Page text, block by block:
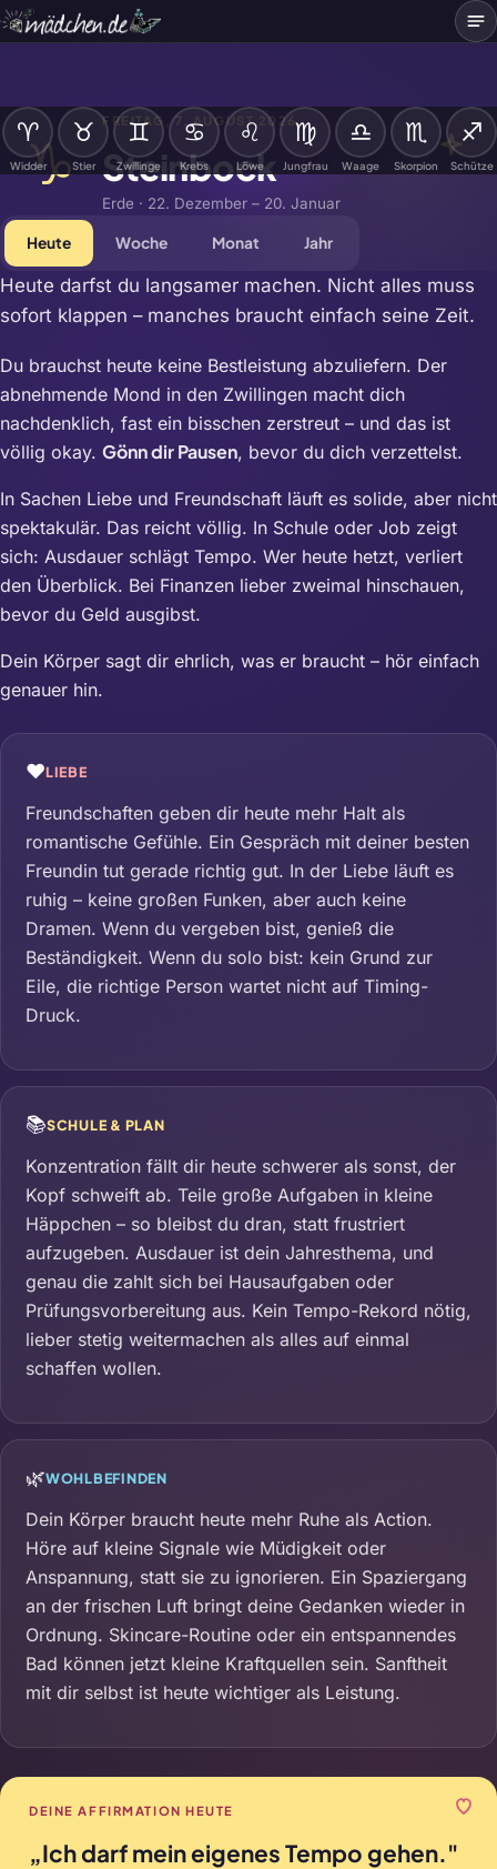
♈
Widder
♉
Stier
♊
Zwillinge
♋
Krebs
♌
Löwe
♍
Jungfrau
♎
Waage
♏
Skorpion
♐
Schütze
♑
FREITAG, 7. AUGUST 2026
Steinbock
Erde · 22. Dezember – 20. Januar
Heute Woche Monat Jahr
Heute darfst du langsamer machen. Nicht alles muss
sofort klappen – manches braucht einfach seine Zeit.
Du brauchst heute keine Bestleistung abzuliefern. Der
abnehmende Mond in den Zwillingen macht dich
nachdenklich, fast ein bisschen zerstreut – und das ist
völlig okay. Gönn dir Pausen, bevor du dich verzettelst.
In Sachen Liebe und Freundschaft läuft es solide, aber nicht
spektakulär. Das reicht völlig. In Schule oder Job zeigt
sich: Ausdauer schlägt Tempo. Wer heute hetzt, verliert
den Überblick. Bei Finanzen lieber zweimal hinschauen,
bevor du Geld ausgibst.
Dein Körper sagt dir ehrlich, was er braucht – hör einfach
genauer hin.
❤️LIEBE
Freundschaften geben dir heute mehr Halt als
romantische Gefühle. Ein Gespräch mit deiner besten
Freundin tut gerade richtig gut. In der Liebe läuft es
ruhig – keine großen Funken, aber auch keine
Dramen. Wenn du vergeben bist, genieß die
Beständigkeit. Wenn du solo bist: kein Grund zur
Eile, die richtige Person wartet nicht auf Timing-
Druck.
📚SCHULE & PLAN
Konzentration fällt dir heute schwerer als sonst, der
Kopf schweift ab. Teile große Aufgaben in kleine
Häppchen – so bleibst du dran, statt frustriert
aufzugeben. Ausdauer ist dein Jahresthema, und
genau die zahlt sich bei Hausaufgaben oder
Prüfungsvorbereitung aus. Kein Tempo-Rekord nötig,
lieber stetig weitermachen als alles auf einmal
schaffen wollen.
🌿WOHLBEFINDEN
Dein Körper braucht heute mehr Ruhe als Action.
Höre auf kleine Signale wie Müdigkeit oder
Anspannung, statt sie zu ignorieren. Ein Spaziergang
an der frischen Luft bringt deine Gedanken wieder in
Ordnung. Skincare-Routine oder ein entspannendes
Bad können jetzt kleine Kraftquellen sein. Sanftheit
mit dir selbst ist heute wichtiger als Leistung.
DEINE AFFIRMATION HEUTE
„Ich darf mein eigenes Tempo gehen."